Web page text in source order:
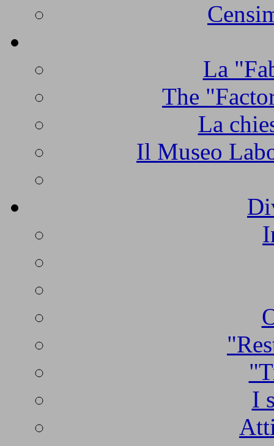
La
The
La
Il Museo
I